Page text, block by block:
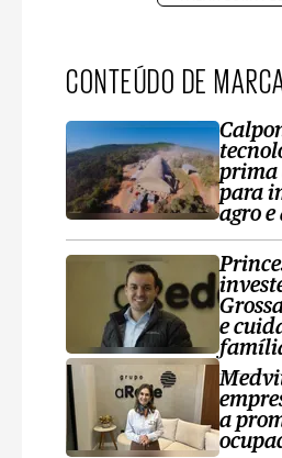
CONTEÚDO DE
prima
para
agro
e
a